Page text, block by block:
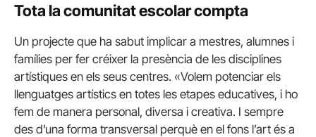
Tota la comunitat escolar compta
Un projecte que ha sabut implicar a mestres, alumnes i
famílies per fer créixer la presència de les disciplines
artístiques en els seus centres. «Volem potenciar els
llenguatges artístics en totes les etapes educatives, i ho
fem de manera personal, diversa i creativa. I sempre
des d’una forma transversal perquè en el fons l’art és a